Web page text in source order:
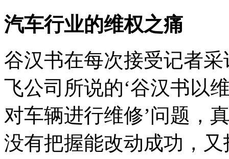
汽车行业的维权之痛
谷汉书在每次接受记者
飞公司所说的‘谷汉书以
对车辆进行维修’问题，
没有把握能改动成功，